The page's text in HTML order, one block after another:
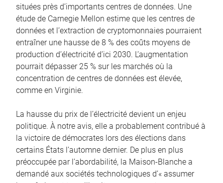
situées près d’importants centres de données. Une
étude de Carnegie Mellon estime que les centres de
données et l’extraction de cryptomonnaies pourraient
entraîner une hausse de 8 % des coûts moyens de
production d’électricité d’ici 2030. L’augmentation
pourrait dépasser 25 % sur les marchés où la
concentration de centres de données est élevée,
comme en Virginie.
La hausse du prix de l’électricité devient un enjeu
politique. À notre avis, elle a probablement contribué à
la victoire de démocrates lors des élections dans
certains États l’automne dernier. De plus en plus
préoccupée par l’abordabilité, la Maison-Blanche a
demandé aux sociétés technologiques d’« assumer